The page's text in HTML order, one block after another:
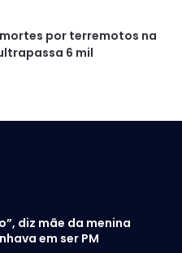
por terremotos na
6 mil
diz mãe da menina
em ser PM